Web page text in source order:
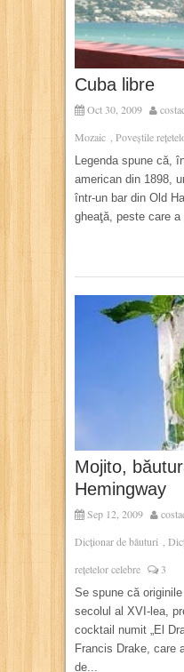
Cuba libre
Oct 30, 2009
Mozaic Poveștile
Legenda spune că,
american din 1898,
într-un bar din Old
gheaţă, peste care a
Mojito,
Hemingway
Sep 12, 2009
Dicționar de băuturi ,
rețetelor celebre
3
Se spune că
secolul al XVI-lea,
cocktail numit „El
Francis Drake, care
de...